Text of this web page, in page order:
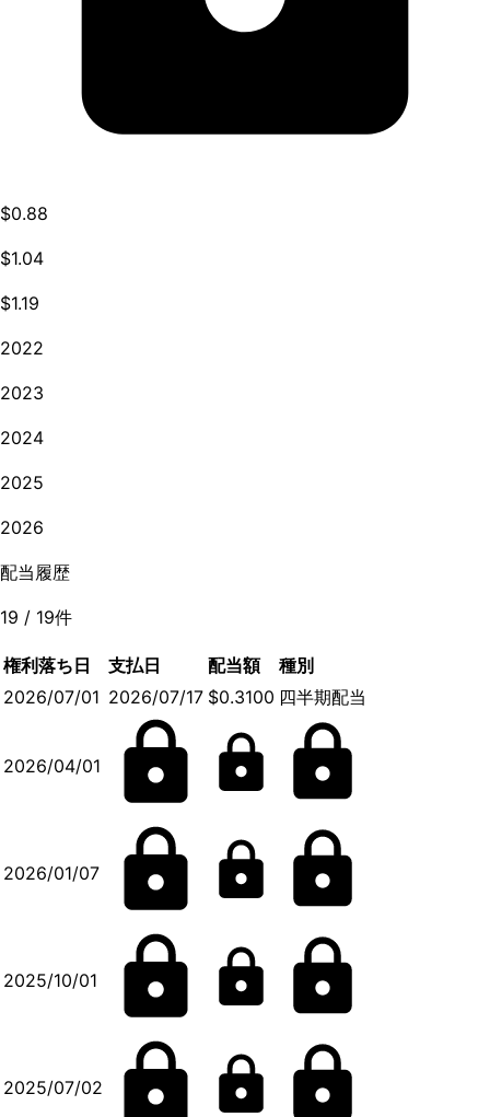
$0.88
$1.04
$1.19
2022
2023
2024
2025
2026
配当履歴
19 / 19件
権利落ち日 支払日 配当額
種別
2026/07/01 2026/07/17 $0.3100 四半期配当
2026/04/01
2026/01/07
2025/10/01
2025/07/02